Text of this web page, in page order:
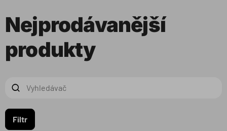
Nejprodávanější
produkty
Filtr